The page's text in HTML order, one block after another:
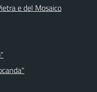
e del Mosaico